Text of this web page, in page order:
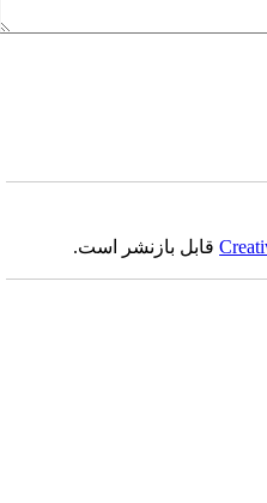
قابل بازنشر است.